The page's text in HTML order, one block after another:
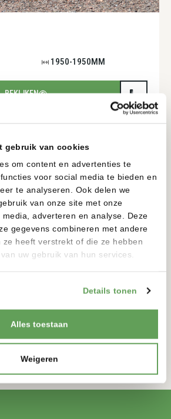
gebruik van cookies
om content en advertenties te
voor social media te bieden en
te analyseren. Ook delen we
van onze site met onze
adverteren en analyse. Deze
gegevens combineren met andere
heeft verstrekt of die ze hebben
uw gebruik van hun services.
Details tonen
Alles toestaan
Weigeren
1950-1950MM
BEKIJKEN
BEKIJKEN